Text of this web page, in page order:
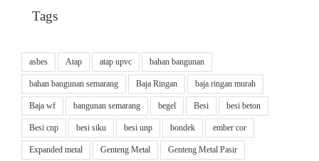
Tags
asbes Atap atap upvc bahan bangunan
bahan bangunan semarang Baja Ringan baja ringan murah
Baja wf bangunan semarang begel Besi besi beton
Besi cnp besi siku besi unp bondek ember cor
Expanded metal Genteng Metal Genteng Metal Pasir